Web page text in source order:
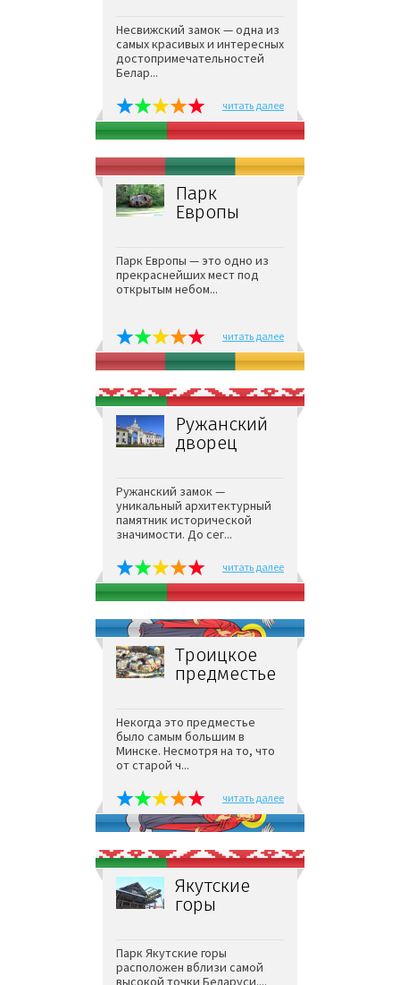
Несвижский замок — одна из
самых красивых и интересных
достопримечательностей
Белар...
читать далее
Парк
Европы
Парк Европы — это одно из
прекраснейших мест под
открытым небом...
читать далее
Ружанский
дворец
Ружанский замок —
уникальный архитектурный
памятник исторической
значимости. До сег...
читать далее
Троицкое
предместье
Некогда это предместье
было самым большим в
Минске. Несмотря на то, что
от старой ч...
читать далее
Якутские
горы
Парк Якутские горы
расположен вблизи самой
высокой точки Беларуси....